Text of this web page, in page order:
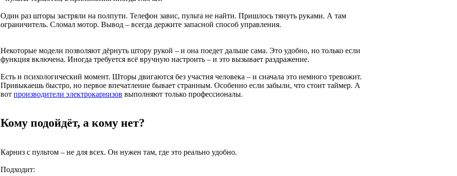
Один раз шторы застряли на полпути. Телефон завис, пульта не найти. Пришлось тянуть руками. А там
ограничитель. Сломал мотор. Вывод – всегда держите запасной способ управления.
Некоторые модели позволяют дёрнуть штору рукой – и она поедет дальше сама. Это удобно, но только если
функция включена. Иногда требуется всё вручную настроить – и это вызывает раздражение.
Есть и психологический момент. Шторы двигаются без участия человека – и сначала это немного тревожит.
Привыкаешь быстро, но первое впечатление бывает странным. Особенно если забыли, что стоит таймер. А
вот производители электрокарнизов выполняют только профессионалы.
Кому подойдёт, а кому нет?
Карниз с пультом – не для всех. Он нужен там, где это реально удобно.
Подходит: